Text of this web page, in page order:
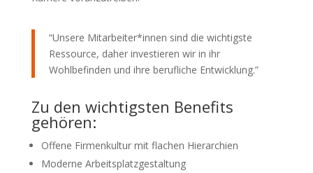
“Unsere Mitarbeiter*innen sind die wichtigste
Ressource, daher investieren wir in ihr
Wohlbefinden und ihre berufliche Entwicklung.”
Zu den wichtigsten Benefits
gehören:
Offene Firmenkultur mit flachen Hierarchien
Moderne Arbeitsplatzgestaltung